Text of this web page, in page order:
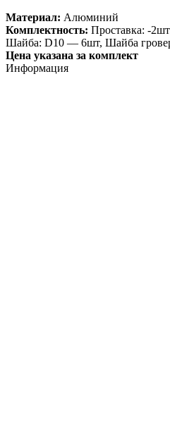
Материал: Алюминий
Комплектность: Проставка: -
Шайба: D10 — 6шт, Шайба
Цена указана за комплект
Информация